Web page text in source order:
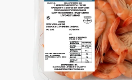
ΕΠΙΚΟΙΝΩΝΙΑ